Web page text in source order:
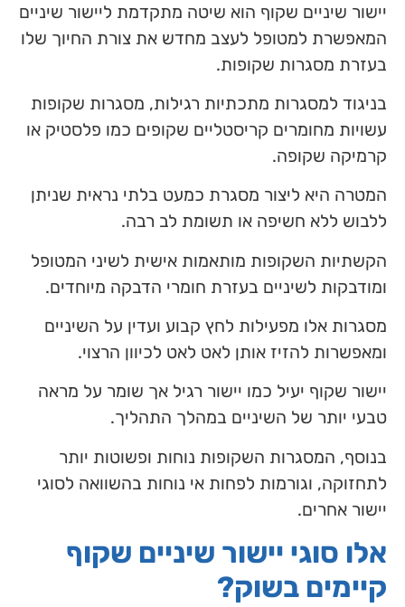
יישור שיניים שקוף הוא שיטה מתקדמת ליישור שיניים
המאפשרת למטופל לעצב מחדש את צורת החיוך שלו
בעזרת מסגרות שקופות.
בניגוד למסגרות מתכתיות רגילות, מסגרות שקופות
עשויות מחומרים קריסטליים שקופים כמו פלסטיק או
קרמיקה שקופה.
המטרה היא ליצור מסגרת כמעט בלתי נראית שניתן
ללבוש ללא חשיפה או תשומת לב רבה.
הקשתיות השקופות מותאמות אישית לשיני המטופל
ומודבקות לשיניים בעזרת חומרי הדבקה מיוחדים.
מסגרות אלו מפעילות לחץ קבוע ועדין על השיניים
ומאפשרות להזיז אותן לאט לאט לכיוון הרצוי.
יישור שקוף יעיל כמו יישור רגיל אך שומר על מראה
טבעי יותר של השיניים במהלך התהליך.
בנוסף, המסגרות השקופות נוחות ופשוטות יותר
לתחזוקה, וגורמות לפחות אי נוחות בהשוואה לסוגי
יישור אחרים.
אלו סוגי יישור שיניים שקוף
קיימים בשוק?